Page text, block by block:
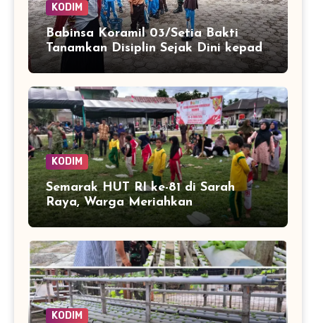
KODIM
Babinsa Koramil 03/Setia Bakti
Tanamkan Disiplin Sejak Dini kepada
Siswa SDN 8 Aceh Jaya
KODIM
Semarak HUT RI ke-81 di Sarah
Raya, Warga Meriahkan
Kemerdekaan dengan Lomba Balap
Karung
KODIM